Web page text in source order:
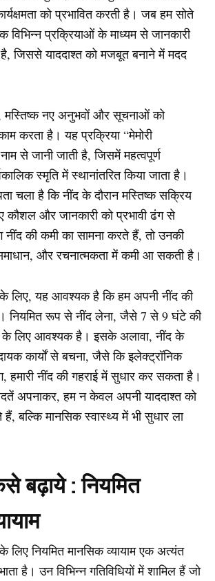
को प्रभावित करती है। जब हम सोते
विभिन्न प्रक्रियाओं के माध्यम से जानकारी
जिससे याददाश्त को मजबूत बनाने में मदद
मस्तिष्क नए अनुभवों और सूचनाओं को
करता है। यह प्रक्रिया “मेमोरी
जानी जाती है, जिसमें महत्वपूर्ण
स्मृति में स्थानांतरित किया जाता है।
चला है कि नींद के दौरान मस्तिष्क सक्रिय
कौशल और जानकारी को प्रभावी ढंग से
की कमी का सामना करते हैं, तो उनकी
और रचनात्मकता में कमी आ सकती है।
के लिए, यह आवश्यक है कि हम अपनी नींद की
नियमित रूप से नींद लेना, जैसे 7 से 9 घंटे की
के लिए आवश्यक है। इसके अलावा, नींद के
कार्यों से बचना, जैसे कि इलेक्ट्रॉनिक
हमारी नींद की गहराई में सुधार कर सकता है।
अपनाकर, हम न केवल अपनी याददाश्त को
बल्कि मानसिक स्वास्थ्य में भी सुधार ला
बढ़ाये : नियमित
लिए नियमित मानसिक व्यायाम एक अत्यंत
है। उन विभिन्न गतिविधियों में शामिल हैं जो